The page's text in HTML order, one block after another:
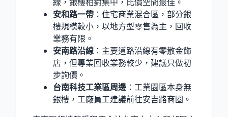
安和路一帶 ：住宅商業混合區，部分銀
樓規模較小，以地方型零售為主，回收
業務有限。
安南路沿線 ：主要道路沿線有零散金飾
店，但專業回收業務較少，建議只做初
步詢價。
台南科技工業區周邊：工業園區本身無
銀樓，工廠員工建議前往安吉路商圈。